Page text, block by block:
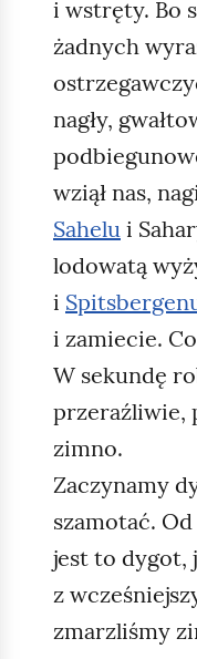
i wstręty. Bo
żadnych
nagły,
wziął nas,
Sahelu i
lodowatą
i
i zamiecie.
W sekundę
przeraźliwie,
zimno.
Zaczynamy
szamotać.
jest to dygot,
z
zmarzliśmy